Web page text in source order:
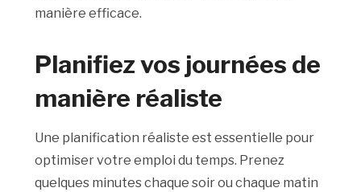
manière efficace.
Planifiez vos journées de
manière réaliste
Une planification réaliste est essentielle pour
optimiser votre emploi du temps. Prenez
quelques minutes chaque soir ou chaque matin